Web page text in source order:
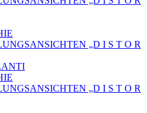
„D I S T O R
„D I S T O R